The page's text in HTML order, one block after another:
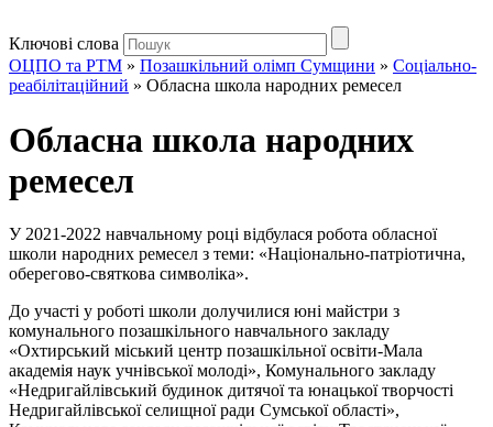
Ключові слова
ОЦПО та РТМ » Позашкільний олімп Сумщини » Соціально-
реабілітаційний » Обласна школа народних ремесел
Обласна школа народних
ремесел
У 2021-2022 навчальному році відбулася робота обласної
школи народних ремесел з теми: «Національно-патріотична,
оберегово-святкова символіка».
До участі у роботі школи долучилися юні майстри з
комунального позашкільного навчального закладу
«Охтирський міський центр позашкільної освіти-Мала
академія наук учнівської молоді», Комунального закладу
«Недригайлівський будинок дитячої та юнацької творчості
Недригайлівської селищної ради Сумської області»,